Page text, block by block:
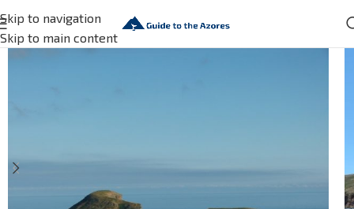
Skip to navigation
Skip to main content